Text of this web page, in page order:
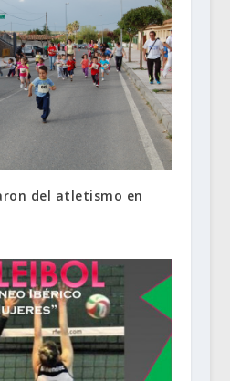
del atletismo en